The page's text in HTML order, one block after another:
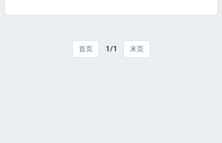
首页 1/1 末页